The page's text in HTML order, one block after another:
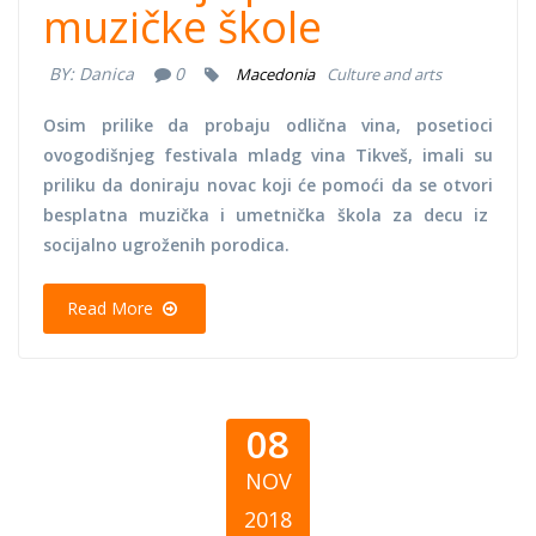
muzičke škole
BY: Danica 0 Macedonia Culture and arts
Osim prilike da probaju odlična vina, posetioci
ovogodišnjeg festivala mladg vina Tikveš, imali su
priliku da doniraju novac koji će pomoći da se otvori
besplatna muzička i umetnička škola za decu iz
socijalno ugroženih porodica.
Read More
08
NOV
2018